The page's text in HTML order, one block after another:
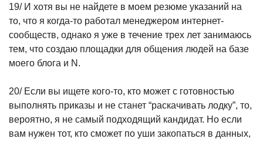
19/ И хотя вы не найдете в моем резюме указаний на
то, что я когда-то работал менеджером интернет-
сообществ, однако я уже в течение трех лет занимаюсь
тем, что создаю площадки для общения людей на базе
моего блога и N.
20/ Если вы ищете кого-то, кто может с готовностью
выполнять приказы и не станет “раскачивать лодку”, то,
вероятно, я не самый подходящий кандидат. Но если
вам нужен тот, кто сможет по уши закопаться в данных,